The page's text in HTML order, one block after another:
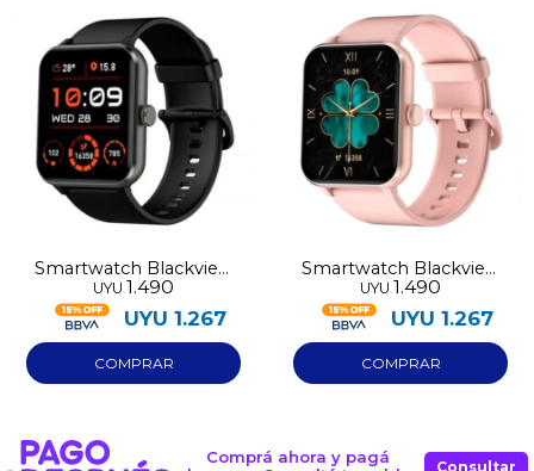
Smartwatch Blackview
R50
UYU 1.490
UYU 1.267
Smartwatch Blackview
R50
UYU 1.490
UYU 1.267
Comprá ahora y pagá
Consultar